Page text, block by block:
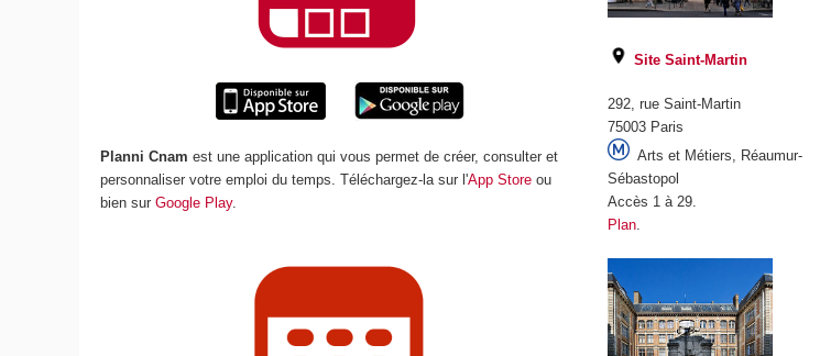
Planni Cnam est une application qui vous permet de créer, consulter et
personnaliser votre emploi du temps. Téléchargez-la sur l'App Store ou
bien surGoogle Play.
Site Saint-Martin
292, rue Saint-Martin
75003 Paris
Arts et Métiers, Réaumur-
Sébastopol
Accès 1 à 29.
Plan.